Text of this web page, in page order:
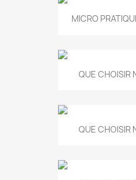
MICRO
QUE CHOISIR
QUE CHOISIR